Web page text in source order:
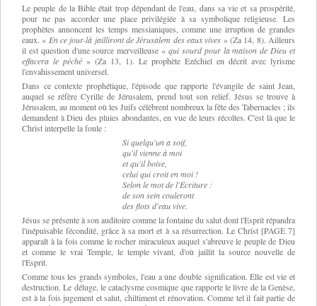
Le peuple de la Bible était trop dépendant de l'eau, dans sa vie et sa prospérité,
pour ne pas accorder une place privilégiée à sa symbolique religieuse. Les
prophètes annoncent les temps messianiques, comme une irruption de grandes
eaux. « En ce jour-là jailliront de Jérusalem des eaux vives » (Za 14, 8). Ailleurs
il est question d'une source merveilleuse « qui sourd pour la maison de Dieu et
effacera le péché » (Za 13, 1). Le prophète Ezéchiel en décrit avec lyrisme
l'envahissement universel.
Dans ce contexte prophétique, l'épisode que rapporte l'évangile de saint Jean,
auquel se réfère Cyrille de Jérusalem, prend tout son relief. Jésus se trouve à
Jérusalem, au moment où les Juifs célèbrent nombreux la fête des Tabernacles ; ils
demandent à Dieu des pluies abondantes,envue de leurs récoltes. C'est là que le
Christ interpelle la foule :
Si quelqu'un a soif,
qu'il vienne à moi
et qu'il boive,
celui qui croit en moi !
Selon le mot de l'Écriture :
de son sein couleront
des flots d'eau vive.
Jésus se présente à son auditoire comme la fontaine du salut dont l'Esprit répandra
l'inépuisable fécondité, grâce à sa mort et à sa résurrection. Le Christ [PAGE 7]
apparaît à la fois comme le rocher miraculeux auquel s'abreuve le peuple de Dieu
et comme le vrai Temple, le temple vivant, d'où jaillit la source nouvelle de
l'Esprit.
Comme tous les grands symboles, l'eau a une double signification. Elle est vie et
destruction. Le déluge, le cataclysme cosmique que rapporte le livre de la Genèse,
est à la fois jugement et salut, chiltiment et rénovation. Comme tel il fait partie de